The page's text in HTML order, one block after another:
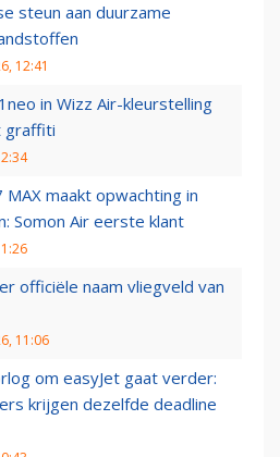
steun aan duurzame
12:41
in Wizz Air-kleurstelling
graffiti
MAX maakt opwachting in
Somon Air eerste klant
officiële naam vliegveld van
11:06
om easyJet gaat verder:
krijgen dezelfde deadline